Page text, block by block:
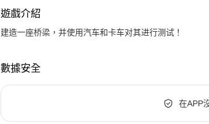
遊戲介紹
建造一座桥梁，并使用汽车和卡车对其进行测试！
數據安全
在APP